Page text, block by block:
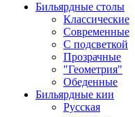
Бильярдные столы
Классические
Современные
С подсветкой
Прозрачные
"Геометрия"
Обеденные
Бильярдные кии
Русская